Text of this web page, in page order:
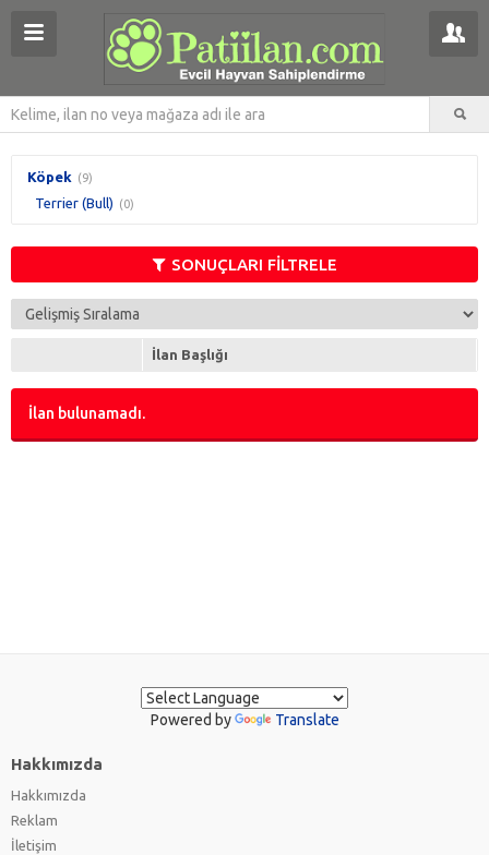
Köpek (9)
Terrier (Bull) (0)
SONUÇLARI FİLTRELE
İlan Başlığı
İlan bulunamadı.
Powered by Translate
Hakkımızda
Hakkımızda
Reklam
İletişim